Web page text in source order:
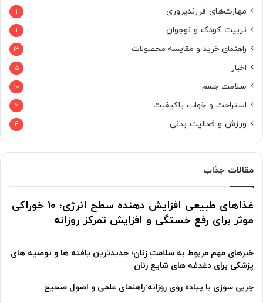
مهارت‌های فرزندپروری 1
تربیت کودک و نوجوان 1
راهنمای خرید و مقایسه محصولات 13
اخبار 5
سلامت جسم 10
استراحت و خواب باکیفیت 6
ورزش و فعالیت بدنی 4
مقالات جذاب
غذاهای طبیعی افزایش دهنده سطح انرژی؛ 10 خوراکی
موثر برای رفع خستگی و افزایش تمرکز روزانه
خبرهای مهم مربوط به سلامت زنان؛ جدیدترین یافته ها و توصیه های
پزشکی برای دغدغه های شایع زنان
چربی سوزی با پیاده روی روزانه:راهنمای علمی و اصول صحیح